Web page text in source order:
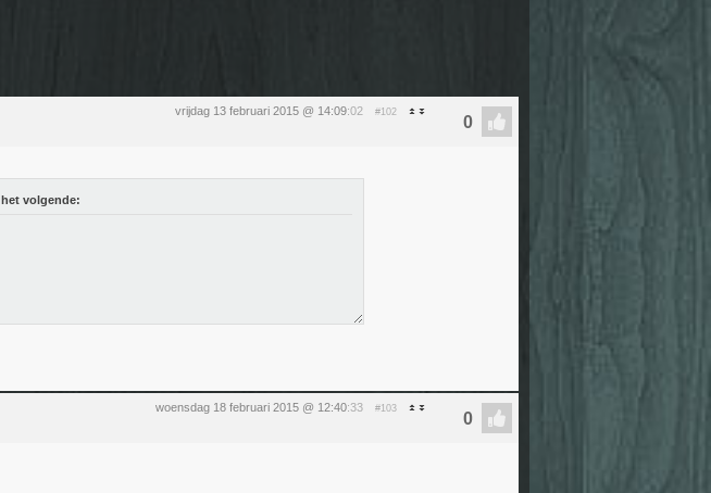
vrijdag 13 februari 2015 @ 14:09:02 #102
het volgende:
woensdag 18 februari 2015 @ 12:40:33 #103